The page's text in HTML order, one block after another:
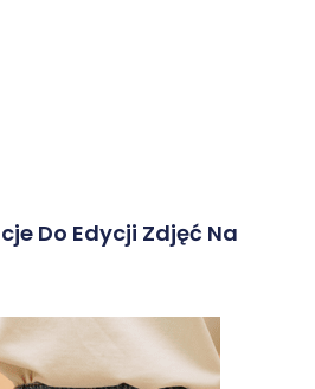
Do Edycji Zdjęć Na